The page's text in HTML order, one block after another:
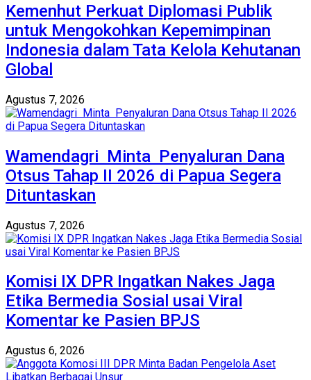
Kemenhut Perkuat Diplomasi Publik
untuk Mengokohkan Kepemimpinan
Indonesia dalam Tata Kelola Kehutanan
Global
Agustus 7, 2026
Wamendagri Minta Penyaluran Dana
Otsus Tahap II 2026 di Papua Segera
Dituntaskan
Agustus 7, 2026
Komisi IX DPR Ingatkan Nakes Jaga
Etika Bermedia Sosial usai Viral
Komentar ke Pasien BPJS
Agustus 6, 2026